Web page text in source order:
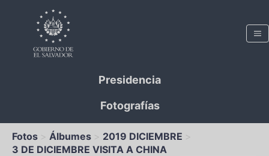
Presidencia
Fotografías
Fotos Álbumes
2019 DICIEMBRE
3 DE DICIEMBRE VISITA A CHINA